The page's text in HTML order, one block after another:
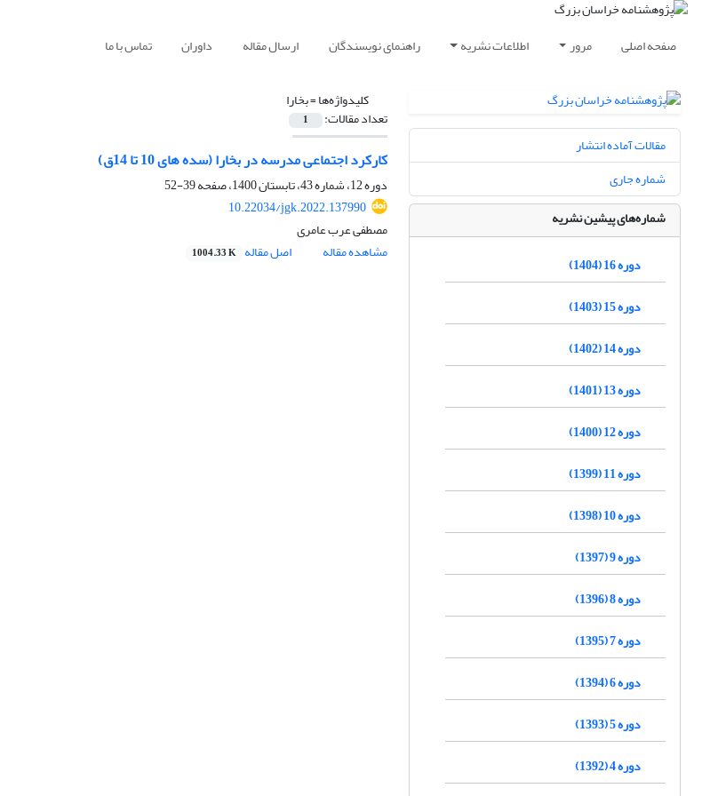
صفحه اصلی مرور اطلاعات نشریه راهنمای نویسندگان ارسال مقاله داوران تماس با ما
کلیدواژه‌ها =بخارا
تعداد مقالات: 1
کارکرد اجتماعی مدرسه در بخارا (سده های 10 تا 14ق)
دوره 12، شماره 43، تابستان 1400، صفحه
39-52
10.22034/jgk.2022.137990
مصطفی عرب عامری
مشاهده مقاله
اصل مقاله 1004.33 K
مقالات آماده انتشار
شماره جاری
شماره‌های پیشین نشریه
دوره 16 (1404)
دوره 15 (1403)
دوره 14 (1402)
دوره 13 (1401)
دوره 12 (1400)
دوره 11 (1399)
دوره 10 (1398)
دوره 9 (1397)
دوره 8 (1396)
دوره 7 (1395)
دوره 6 (1394)
دوره 5 (1393)
دوره 4 (1392)